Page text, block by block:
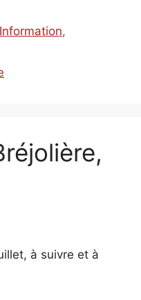
Information,
à suivre et à